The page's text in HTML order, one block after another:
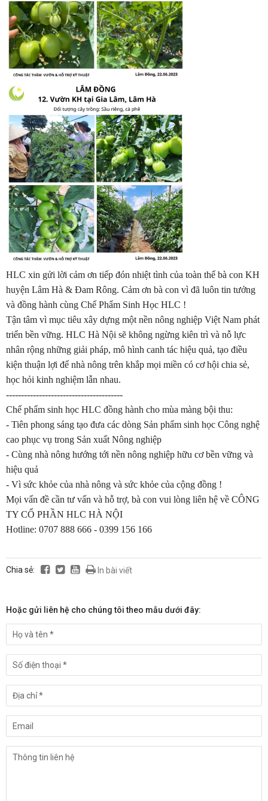
HLC xin gửi lời cảm ơn tiếp đón nhiệt tình của toàn thể bà con KH
huyện Lâm Hà & Đam Rông. Cảm ơn bà con vì đã luôn tin tưởng
và đồng hành cùng Chế Phẩm Sinh Học HLC !
Tận tâm vì mục tiêu xây dựng một nền nông nghiệp Việt Nam phát
triển bền vững. HLC Hà Nội sẽ không ngừng kiên trì và nỗ lực
nhân rộng những giải pháp, mô hình canh tác hiệu quả, tạo điều
kiện thuận lợi để nhà nông trên khắp mọi miền có cơ hội chia sẻ,
học hỏi kinh nghiệm lẫn nhau.
---------------------------------------
Chế phẩm sinh học HLC đồng hành cho mùa màng bội thu:
- Tiên phong sáng tạo đưa các dòng Sản phẩm sinh học Công nghệ
cao phục vụ trong Sản xuất Nông nghiệp
- Cùng nhà nông hướng tới nền nông nghiệp hữu cơ bền vững và
hiệu quả
- Vì sức khỏe của nhà nông và sức khỏe của cộng đồng !
Mọi vấn đề cần tư vấn và hỗ trợ, bà con vui lòng liên hệ về CÔNG
TY CỔ PHẦN HLC HÀ NỘI
Hotline: 0707 888 666 - 0399 156 166
Chia sẻ: In bài viết
Hoặc gửi liên hệ cho chúng tôi theo mẫu dưới đây: